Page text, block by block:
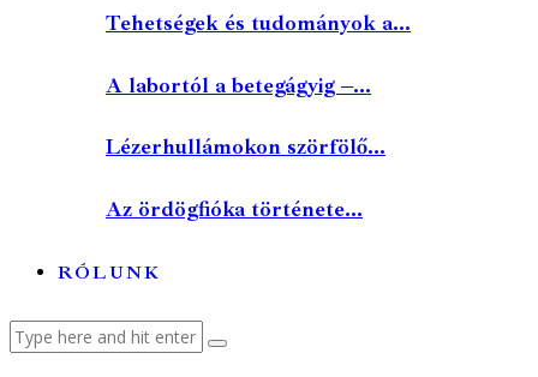
Tehetségek és tudományok a...
A labortól a betegágyig –...
Lézerhullámokon szörfölő...
Az ördögfióka története...
RÓLUNK